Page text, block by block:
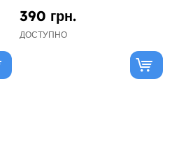
390 грн.
ДОСТУПНО